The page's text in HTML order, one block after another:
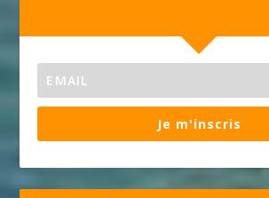
Je m'inscris